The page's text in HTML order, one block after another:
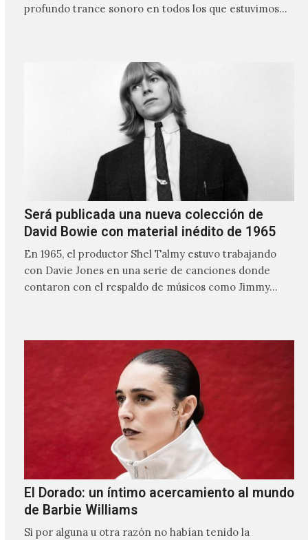
profundo trance sonoro en todos los que estuvimos
Será publicada una nueva colección de
David Bowie con material inédito de 1965
En 1965, el productor Shel Talmy estuvo trabajando
con Davie Jones en una serie de canciones donde
contaron con el respaldo de músicos como Jimmy…
El Dorado: un íntimo acercamiento al mundo
de Barbie Williams
Si por alguna u otra razón no habían tenido la